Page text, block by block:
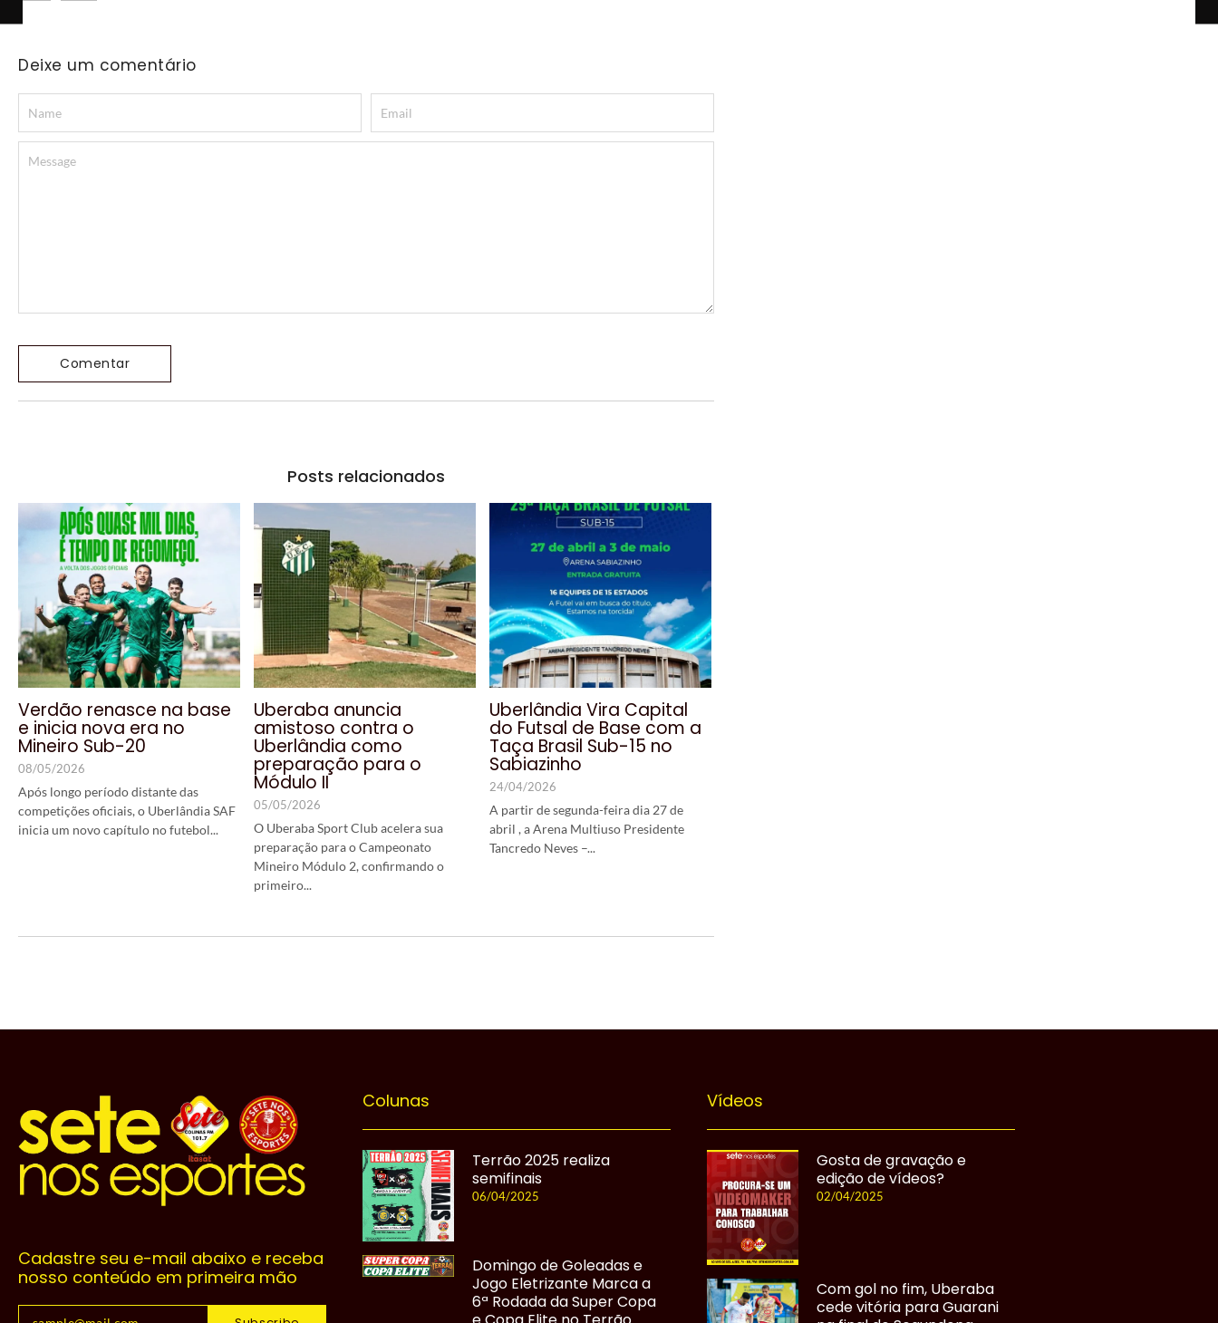
Deixe um comentário
Posts relacionados
Verdão renasce na base
e inicia nova era no
Mineiro Sub-20
08/05/2026
Após longo período distante das
competições oficiais, o Uberlândia SAF
inicia um novo capítulo no futebol...
Uberaba anuncia
amistoso contra o
Uberlândia como
preparação para o
Módulo II
05/05/2026
O Uberaba Sport Club acelera sua
preparação para o Campeonato
Mineiro Módulo 2, confirmando o
primeiro...
Uberlândia Vira Capital
do Futsal de Base com a
Taça Brasil Sub-15 no
Sabiazinho
24/04/2026
A partir de segunda-feira dia 27 de
abril , a Arena Multiuso Presidente
Tancredo Neves –...
Cadastre seu e-mail abaixo e receba
nosso conteúdo em primeira mão
Colunas
Terrão 2025 realiza
semifinais
06/04/2025
Domingo de Goleadas e
Jogo Eletrizante Marca a
6ª Rodada da Super Copa
Vídeos
Gosta de gravação e
edição de vídeos?
02/04/2025
Com gol no fim, Uberaba
cede vitória para Guarani